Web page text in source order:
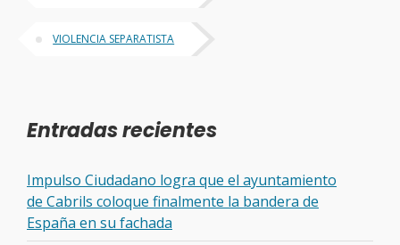
VIOLENCIA SEPARATISTA
Entradas recientes
Impulso Ciudadano logra que el ayuntamiento
de Cabrils coloque finalmente la bandera de
España en su fachada